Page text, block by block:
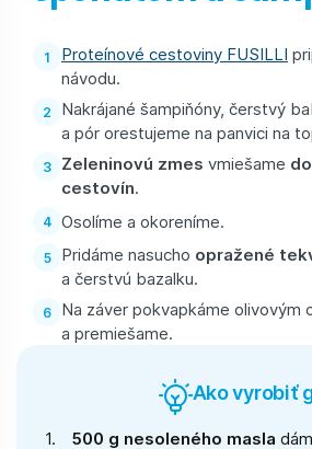
Proteínové cestoviny FUSILLI
návodu.
Nakrájané šampiňóny, čerstvý
a pór orestujeme na panvici na
Zeleninovú zmes vmiešame
cestovín.
Osolíme a okoreníme.
Pridáme nasucho opražené
a čerstvú bazalku.
Na záver pokvapkáme olivovým
a premiešame.
Ako vyrobiť
500 g nesoleného masla